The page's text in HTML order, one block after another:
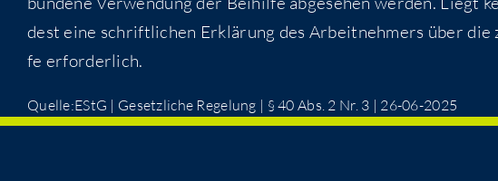
dest eine schrift­li­chen Erklä­rung des Arbeit­neh­mers über
fe erforderlich.
Quelle:EStG | Gesetz­li­che Rege­lung | § 40 Abs. 2 Nr. 3 | 26-06-2025